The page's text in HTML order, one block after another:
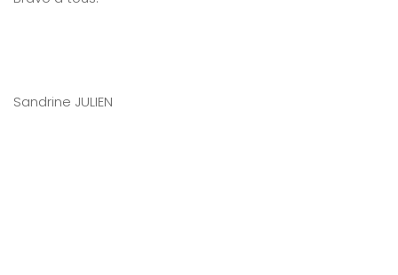
Sandrine JULIEN